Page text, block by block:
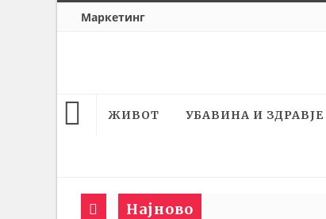
Маркетинг
ЖИВОТ УБАВИНА И ЗДРАВЈЕ
Најново